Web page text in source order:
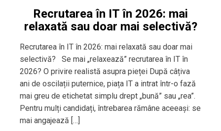
Recrutarea în IT în 2026: mai
relaxată sau doar mai selectivă?
Recrutarea în IT în 2026: mai relaxată sau doar mai
selectivă? Se mai „relaxează” recrutarea în IT în
2026? O privire realistă asupra pieței După câțiva
ani de oscilații puternice, piața IT a intrat într-o fază
mai greu de etichetat simplu drept „bună” sau „rea”.
Pentru mulți candidați, întrebarea rămâne aceeași: se
mai angajează […]